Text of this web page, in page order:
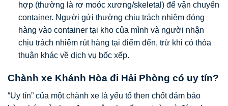
hợp (thường là rơ moóc xương/skeletal) để vận chuyển
container. Người gửi thường chịu trách nhiệm đóng
hàng vào container tại kho của mình và người nhận
chịu trách nhiệm rút hàng tại điểm đến, trừ khi có thỏa
thuận khác về dịch vụ bốc xếp.
Chành xe Khánh Hòa đi Hải Phòng có uy tín?
“Uy tín” của một chành xe là yếu tố then chốt đảm bảo